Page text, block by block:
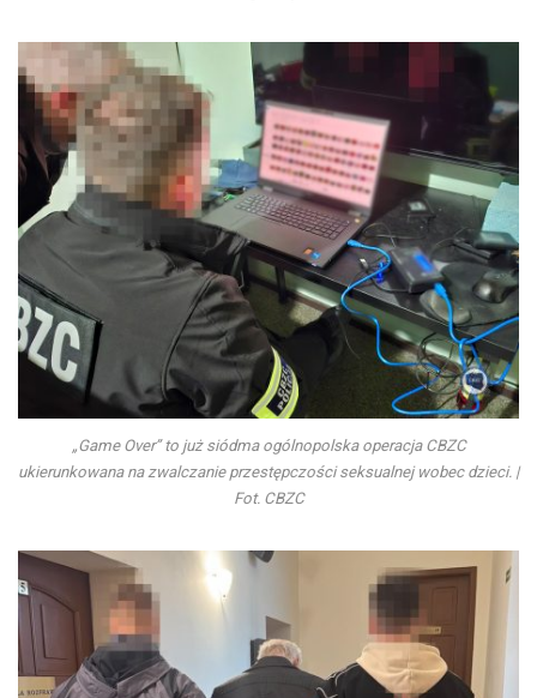
„Game Over” to już siódma ogólnopolska operacja CBZC
ukierunkowana na zwalczanie przestępczości seksualnej wobec dzieci. |
Fot. CBZC